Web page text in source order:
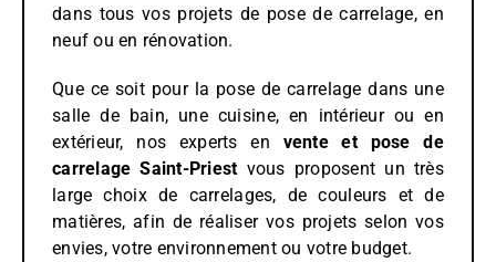
dans tous vos projets de pose de carrelage, en
neuf ou en rénovation.
Que ce soit pour la pose de carrelage dans une
salle de bain, une cuisine, en intérieur ou en
extérieur, nos experts en vente et pose de
carrelage Saint-Priest vous proposent un très
large choix de carrelages, de couleurs et de
matières, afin de réaliser vos projets selon vos
envies, votre environnement ou votre budget.